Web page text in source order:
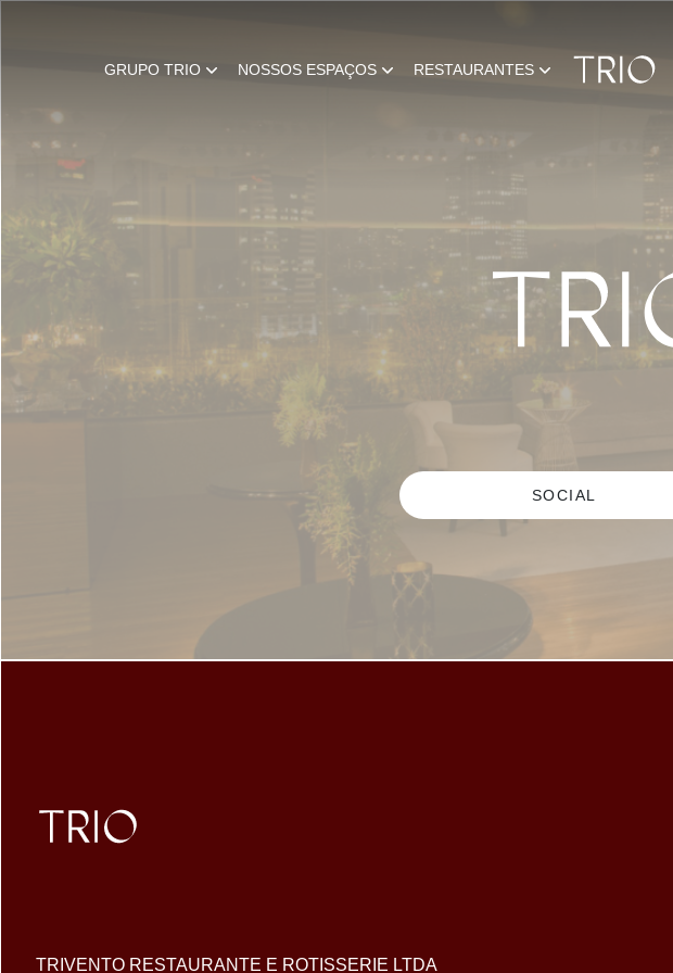
GRUPO TRIO NOSSOS ESPAÇOS RESTAURANTES
SOCIAL
TRIVENTO RESTAURANTE E ROTISSERIE LTDA